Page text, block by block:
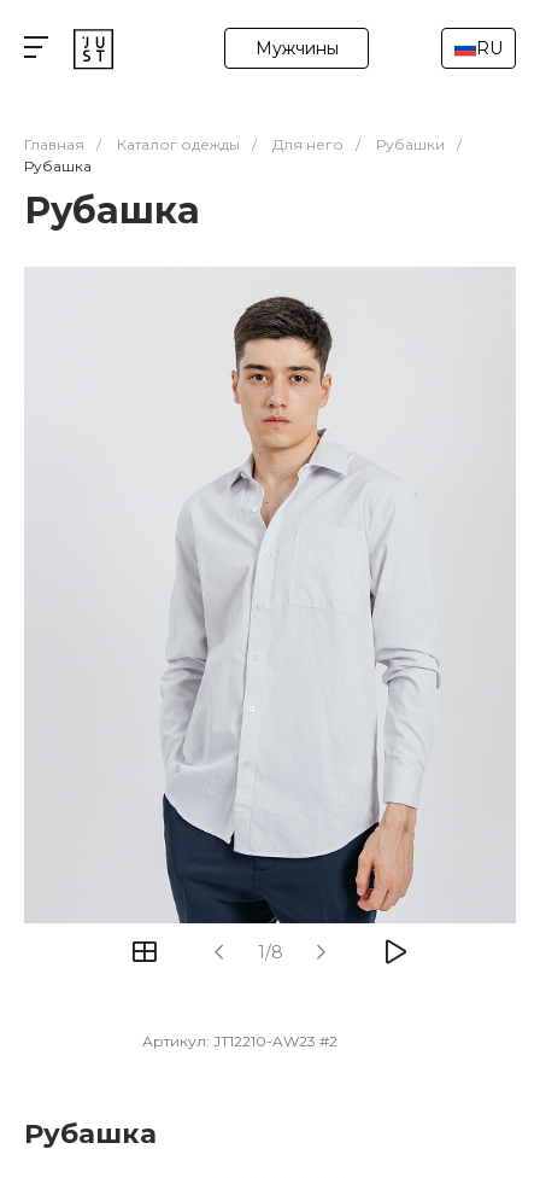
Мужчины RU
Главная / Каталог одежды / Для него / Рубашки
/
Рубашка
Рубашка
1/8
Артикул: JT12210-AW23 #2
Рубашка